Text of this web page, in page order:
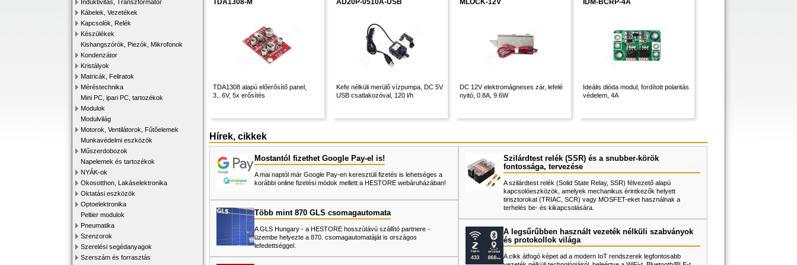
Induktivitás, Transzformátor
Kábelek, Vezetékek
Kapcsolók, Relék
Készülékek
Kishangszórók, Piezók, Mikrofonok
Kondenzátor
Kristályok
Matricák, Feliratok
Méréstechnika
Mini PC, ipari PC, tartozékok
Modulok
Modulvilág
Motorok, Ventilátorok, Fűtőelemek
Munkavédelmi eszközök
Műszerdobozok
Napelemek és tartozékok
NYÁK-ok
Okosotthon, Lakáselektronika
Oktatási eszközök
Optoelektronika
Peltier modulok
Pneumatika
Szenzorok
Szerelési segédanyagok
Szerszám és forrasztás
TDA1308-M
TDA1308 alapú előerősítő panel,
3...6V, 5x erősítés
AD20P-0510A-USB
Kefe nélküli merülő vízpumpa, DC 5V
USB csatlakozóval, 120 l/h
MLOCK-12V
DC 12V elektromágneses zár, lefelé
nyitó, 0.8A, 9.6W
IDM-BCRP-4A
Ideális dióda modul, fordított polaritás
védelem, 4A
Hírek, cikkek
Mostantól fizethet Google Pay-el is!
A mai naptól már Google Pay-en keresztüli fizetés is lehetséges a
korábbi online fizetési módok mellett a HESTORE webáruházában!
Több mint 870 GLS csomagautomata
A GLS Hungary - a HESTORE hosszútávú szállító partnere -
üzembe helyezte a 870. csomagautomatáját is országos
lefedettséggel.
Szilárdtest relék (SSR) és a snubber-körök
fontossága, tervezése
A szilárdtest relék (Solid State Relay, SSR) félvezető alapú
kapcsolóeszközök, amelyek mechanikus érintkezők helyett
tirisztorokat (TRIAC, SCR) vagy MOSFET-eket használnak a
terhelés be- és kikapcsolására.
A legsűrűbben használt vezeték nélküli szabványok
és protokollok világa
A cikk átfogó képet ad a modern IoT rendszerek legfontosabb